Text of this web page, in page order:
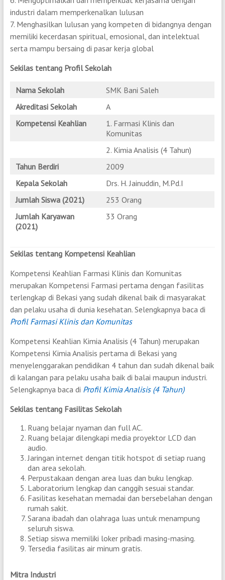
industri dalam memperkenalkan lulusan
7. Menghasilkan lulusan yang kompeten di bidangnya dengan
memiliki kecerdasan spiritual, emosional, dan intelektual
serta mampu bersaing di pasar kerja global
Sekilas tentang Profil Sekolah
Nama Sekolah
SMK Bani Saleh
Akreditasi Sekolah
A
Kompetensi Keahlian
1. Farmasi Klinis dan
Komunitas
2. Kimia Analisis (4 Tahun)
Tahun Berdiri
2009
Kepala Sekolah
Drs. H. Jainuddin, M.Pd.I
Jumlah Siswa (2021)
253 Orang
Jumlah Karyawan
(2021)
33 Orang
Sekilas tentang Kompetensi Keahlian
Kompetensi Keahlian Farmasi Klinis dan Komunitas
merupakan Kompetensi Farmasi pertama dengan fasilitas
terlengkap di Bekasi yang sudah dikenal baik di masyarakat
dan pelaku usaha di dunia kesehatan. Selengkapnya baca di
Profil Farmasi Klinis dan Komunitas
Kompetensi Keahlian Kimia Analisis (4 Tahun) merupakan
Kompetensi Kimia Analisis pertama di Bekasi yang
menyelenggarakan pendidikan 4 tahun dan sudah dikenal baik
di kalangan para pelaku usaha baik di balai maupun industri.
Selengkapnya baca di Profil Kimia Analisis (4 Tahun)
Sekilas tentang Fasilitas Sekolah
Ruang belajar nyaman dan full AC.
Ruang belajar dilengkapi media proyektor LCD dan
audio.
Jaringan internet dengan titik hotspot di setiap ruang
dan area sekolah.
Perpustakaan dengan area luas dan buku lengkap.
Laboratorium lengkap dan canggih sesuai standar.
Fasilitas kesehatan memadai dan bersebelahan dengan
rumah sakit.
Sarana ibadah dan olahraga luas untuk menampung
seluruh siswa.
Setiap siswa memiliki loker pribadi masing-masing.
Tersedia fasilitas air minum gratis.
Mitra Industri